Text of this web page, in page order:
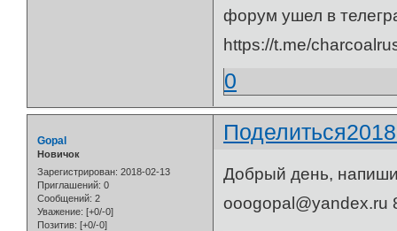
форум ушел в
https://t.me/
0
Поделиться
Gopal
Новичок
Зарегистрирован: 2018-02-13
Приглашений: 0
Сообщений: 2
Уважение: [+0/-0]
Позитив: [+0/-0]
Добрый день,
ooogopal@yandex.ru